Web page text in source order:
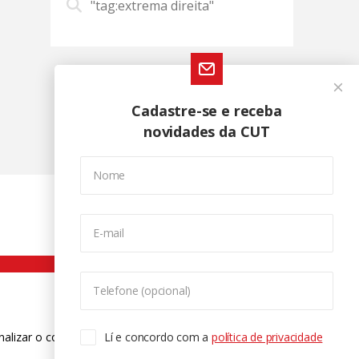
"tag:extrema direita"
Cadastre-se e receba
novidades da CUT
Nome
E-mail
Telefone (opcional)
Lí e concordo com apolítica de privacidade
o conteúdo. Para saber mais